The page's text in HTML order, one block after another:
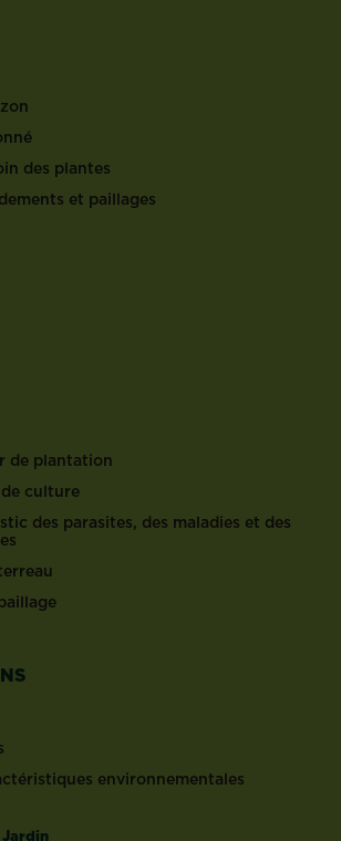
des plantes
et paillages
de plantation
culture
des parasites, des maladies et des
environnementales
Jardin